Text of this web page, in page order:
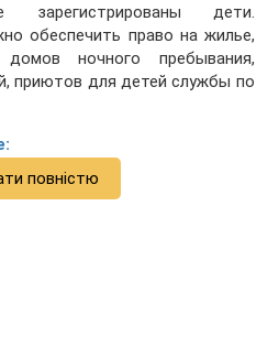
зарегистрированы дети.
обеспечить право на жилье,
ночного пребывания,
приютов для детей службы по
повністю